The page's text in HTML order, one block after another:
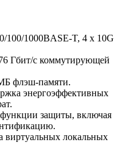
100/1000BASE-T, 4 x 10G
Гбит/с коммутирующей
флэш-памяти.
энергоэффективных
защиты, включая
виртуальных локальных